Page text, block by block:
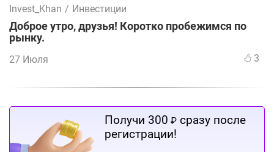
Invest_Khan / Инвестиции
Доброе утро, друзья! Коротко пробежимся по
рынку.
27 Июля 3
Получи 300 ₽ сразу после
регистрации!